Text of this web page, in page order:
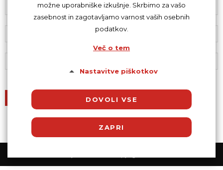
možne uporabniške izkušnje. Skrbimo za vašo
zasebnost in zagotavljamo varnost vaših osebnih
podatkov.
Več o tem
Nastavitve piškotkov
DOVOLI VSE
ZAPRI